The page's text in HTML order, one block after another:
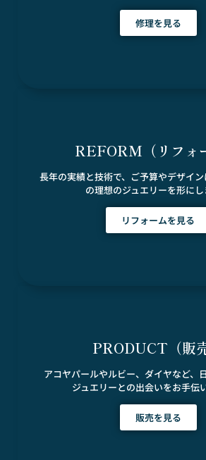
修理を見る
REFORM（リフォ
長年の実績と技術で、ご予算やデザイ
の理想のジュエリーを形にし
リフォームを見る
PRODUCT（販売
アコヤパールやルビー、ダイヤなど、
ジュエリーとの出会いをお手伝
販売を見る